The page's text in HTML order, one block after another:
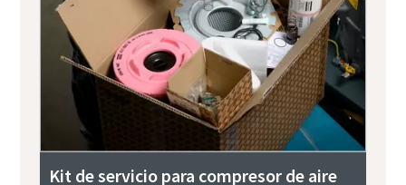
Kit de servicio para compresor de aire